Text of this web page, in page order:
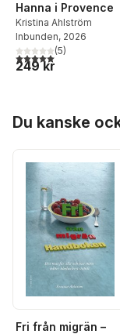
Hanna i Provence
Kristina Ahlström
Inbunden, 2026
5,0utav 5 stjärnor.
(5)
249 kr
Du kanske
Fri från migrän –